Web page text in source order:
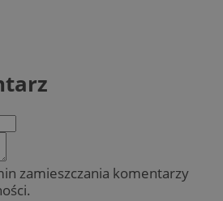
zamieszczania komentarzy